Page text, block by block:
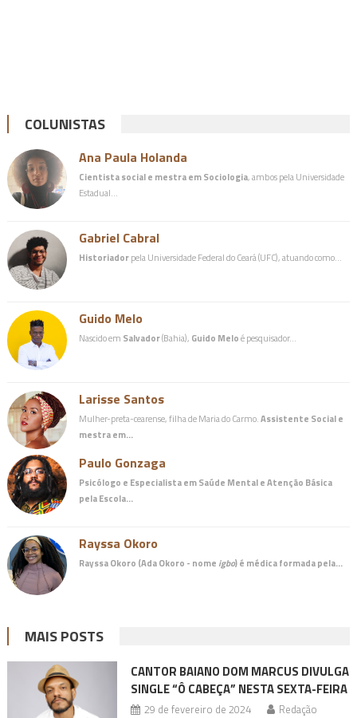
COLUNISTAS
Ana Paula Holanda
Cientista social e mestra em Sociologia, ambos pela Universidade
Estadual…
Gabriel Cabral
Historiadorpela Universidade Federal do Ceará (UFC), atuando como…
Guido Melo
Nascido em Salvador(Bahia), Guido Meloé pesquisador…
Larisse Santos
Mulher-preta-cearense, filha de Maria do Carmo.Assistente Social e
mestra em…
Paulo Gonzaga
Psicólogo e Especialista em Saúde Mental e Atenção Básica
pela Escola…
Rayssa Okoro
Rayssa Okoro (Ada Okoro - nome igbo) é médicaformada pela…
MAIS POSTS
CANTOR BAIANO DOM MARCUS DIVULGA
SINGLE “Ô CABEÇA” NESTA SEXTA-FEIRA
29 de fevereiro de 2024 Redação